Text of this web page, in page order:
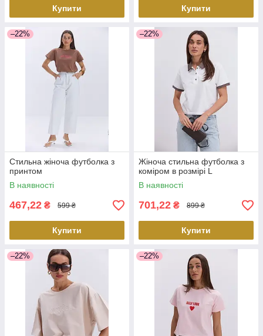
Купити Купити
–22%
Стильна жіноча футболка з
принтом
В наявності
467,22 ₴ 599 ₴
Купити
–22%
Жіноча стильна футболка з
коміром в розмірі L
В наявності
701,22 ₴ 899 ₴
Купити
–22% –22%